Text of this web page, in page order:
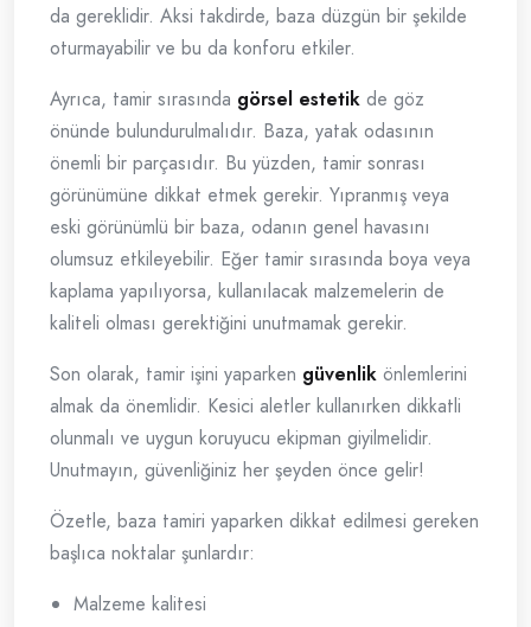
da gereklidir. Aksi takdirde, baza düzgün bir şekilde
oturmayabilir ve bu da konforu etkiler.
Ayrıca, tamir sırasında görsel estetik de göz
önünde bulundurulmalıdır. Baza, yatak odasının
önemli bir parçasıdır. Bu yüzden, tamir sonrası
görünümüne dikkat etmek gerekir. Yıpranmış veya
eski görünümlü bir baza, odanın genel havasını
olumsuz etkileyebilir. Eğer tamir sırasında boya veya
kaplama yapılıyorsa, kullanılacak malzemelerin de
kaliteli olması gerektiğini unutmamak gerekir.
Son olarak, tamir işini yaparken güvenlik önlemlerini
almak da önemlidir. Kesici aletler kullanırken dikkatli
olunmalı ve uygun koruyucu ekipman giyilmelidir.
Unutmayın, güvenliğiniz her şeyden önce gelir!
Özetle, baza tamiri yaparken dikkat edilmesi gereken
başlıca noktalar şunlardır:
Malzeme kalitesi